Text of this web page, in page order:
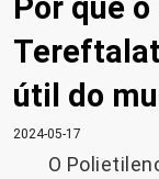
Por que
útil do
2024-05-17
O